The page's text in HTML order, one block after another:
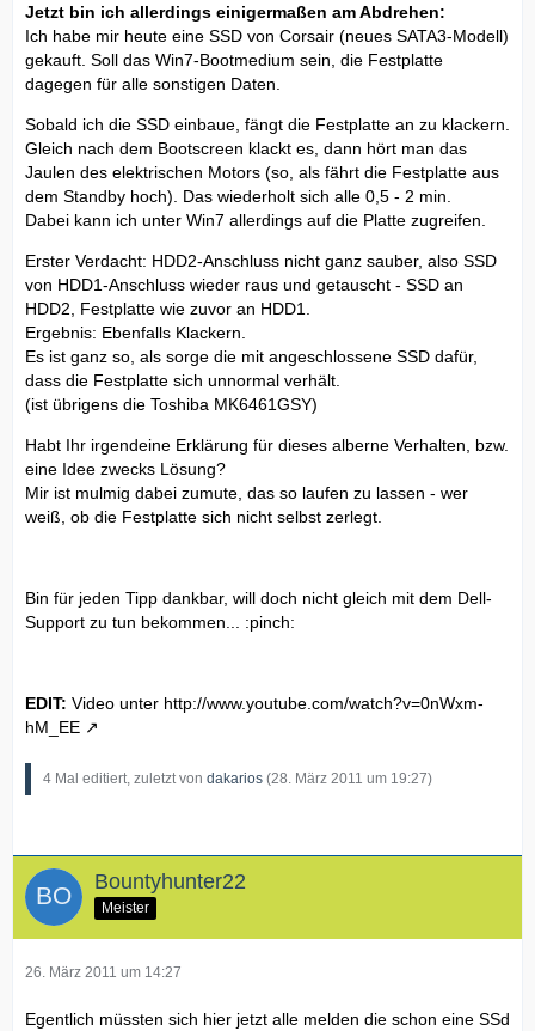
Jetzt bin ich allerdings einigermaßen am Abdrehen:
Ich habe mir heute eine SSD von Corsair (neues SATA3-Modell)
gekauft. Soll das Win7-Bootmedium sein, die Festplatte
dagegen für alle sonstigen Daten.
Sobald ich die SSD einbaue, fängt die Festplatte an zu klackern.
Gleich nach dem Bootscreen klackt es, dann hört man das
Jaulen des elektrischen Motors (so, als fährt die Festplatte aus
dem Standby hoch). Das wiederholt sich alle 0,5 - 2 min.
Dabei kann ich unter Win7 allerdings auf die Platte zugreifen.
Erster Verdacht: HDD2-Anschluss nicht ganz sauber, also SSD
von HDD1-Anschluss wieder raus und getauscht - SSD an
HDD2, Festplatte wie zuvor an HDD1.
Ergebnis: Ebenfalls Klackern.
Es ist ganz so, als sorge die mit angeschlossene SSD dafür,
dass die Festplatte sich unnormal verhält.
(ist übrigens die Toshiba MK6461GSY)
Habt Ihr irgendeine Erklärung für dieses alberne Verhalten, bzw.
eine Idee zwecks Lösung?
Mir ist mulmig dabei zumute, das so laufen zu lassen - wer
weiß, ob die Festplatte sich nicht selbst zerlegt.
Bin für jeden Tipp dankbar, will doch nicht gleich mit dem Dell-
Support zu tun bekommen... :pinch:
EDIT: Video unter http://www.youtube.com/watch?v=0nWxm-
hM_EE
4 Mal editiert, zuletzt von dakarios (28. März 2011 um 19:27)
Bountyhunter22
Meister
26. März 2011 um 14:27
Egentlich müssten sich hier jetzt alle melden die schon eine SSd